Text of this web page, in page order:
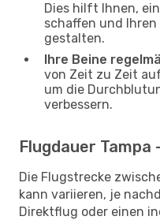
Dies hilft Ihnen,
schaffen und
gestalten.
Ihre Beine
von Zeit zu Zeit
um die
verbessern.
Flugdauer Tampa
Die Flugstrecke
kann variieren, je
Direktflug oder einen